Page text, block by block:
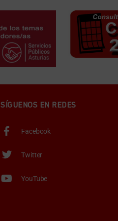
SÍGUENOS EN REDES
Facebook
Twitter
YouTube